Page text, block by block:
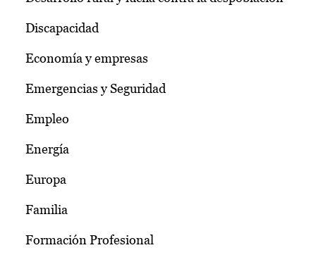
Discapacidad
Economía y empresas
Emergencias y Seguridad
Empleo
Energía
Europa
Familia
Formación Profesional